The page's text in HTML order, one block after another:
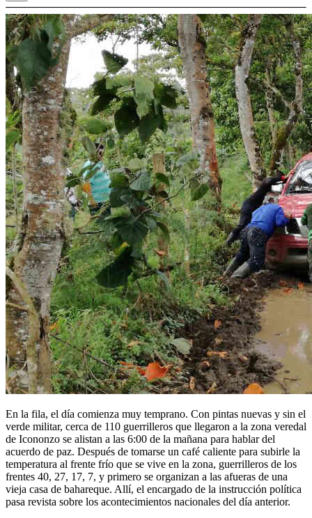
En la fila, el día comienza muy temprano. Con pintas nuevas y sin el
verde militar, cerca de 110 guerrilleros que llegaron a la zona veredal
de Icononzo se alistan a las 6:00 de la mañana para hablar del
acuerdo de paz. Después de tomarse un café caliente para subirle la
temperatura al frente frío que se vive en la zona, guerrilleros de los
frentes 40, 27, 17, 7, y primero se organizan a las afueras de una
vieja casa de bahareque. Allí, el encargado de la instrucción política
pasa revista sobre los acontecimientos nacionales del día anterior.